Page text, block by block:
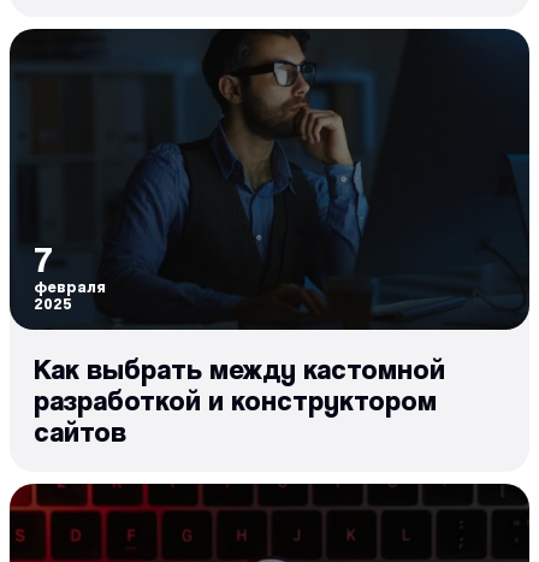
7
февраля
2025
Как выбрать между кастомной
разработкой и конструктором
сайтов